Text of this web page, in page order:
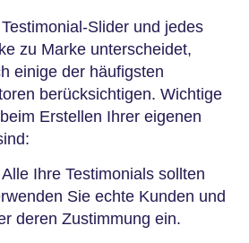
Slider und jedes
zu Marke unterscheidet,
einige der häufigsten
berücksichtigen. Wichtige
Erstellen Ihrer eigenen
Alle Ihre Testimonials sollten
Sie echte Kunden und
deren Zustimmung ein.